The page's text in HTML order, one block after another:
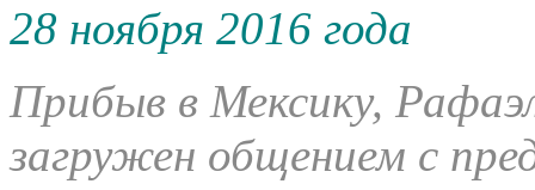
28 ноября 2016 года
Прибыв в Мексику,
загружен общением с